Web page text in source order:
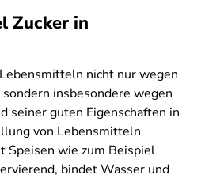
Zucker in
nicht nur wegen
insbesondere wegen
seiner guten Eigenschaften in
von Lebensmitteln
Speisen wie zum Beispiel
bindet Wasser und